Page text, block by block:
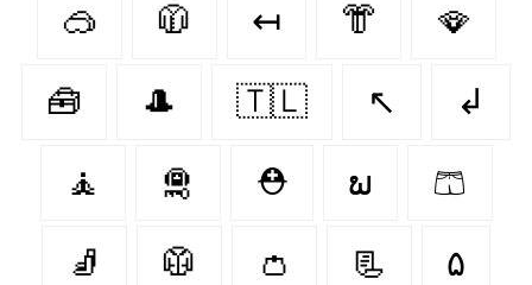
🥽 🧥 ↤ 👘 🪭
🧰 🎩 🇹🇱 ↖ ↲
🧘 🛅 ⛑ ພ 🩳
🧦 🥼 👛 📃 ۵